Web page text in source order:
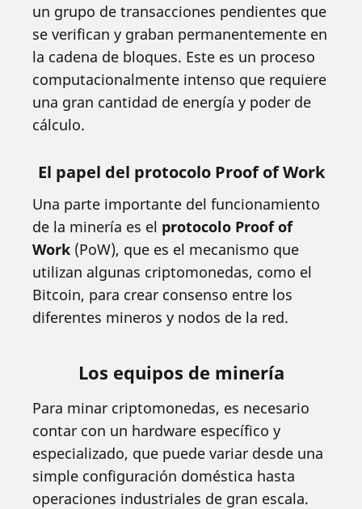
un grupo de transacciones pendientes que
se verifican y graban permanentemente en
la cadena de bloques. Este es un proceso
computacionalmente intenso que requiere
una gran cantidad de energía y poder de
cálculo.
El papel del protocolo Proof of Work
Una parte importante del funcionamiento
de la minería es el protocolo Proof of
Work (PoW), que es el mecanismo que
utilizan algunas criptomonedas, como el
Bitcoin, para crear consenso entre los
diferentes mineros y nodos de la red.
Los equipos de minería
Para minar criptomonedas, es necesario
contar con un hardware específico y
especializado, que puede variar desde una
simple configuración doméstica hasta
operaciones industriales de gran escala.